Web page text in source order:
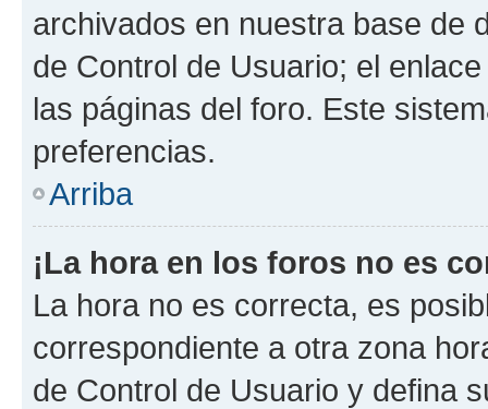
archivados en nuestra base de
de Control de Usuario; el
las páginas del foro. Este
preferencias.
Arriba
¡La hora en los foros no es
La hora no es correcta, es
correspondiente a otra zona
de Control de Usuario y defina